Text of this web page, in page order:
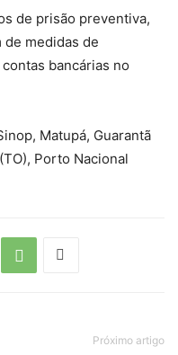
de prisão preventiva,
de medidas de
bancárias no
Matupá, Guarantã
Porto Nacional
Próximo artigo